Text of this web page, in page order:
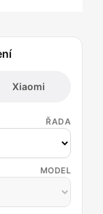
Xiaomi
ŘADA
MODEL